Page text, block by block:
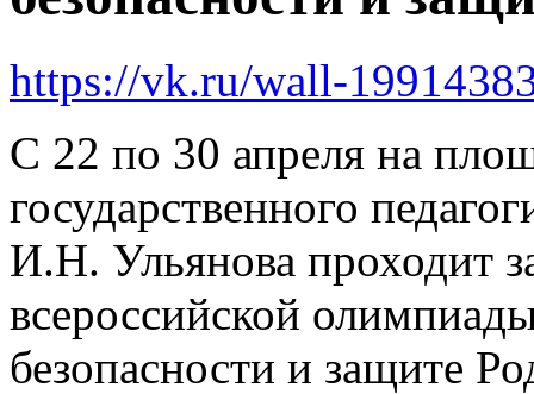
https://vk.ru/wall-
С 22 по 30 апреля на
государственного
И.Н. Ульянова проходит
всероссийской
безопасности и защите